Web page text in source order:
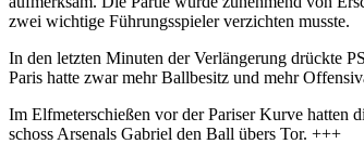
zwei wichtige Führungsspieler verzichten musste.
In den letzten Minuten der Verlängerung drückte
Paris hatte zwar mehr Ballbesitz und mehr
Im Elfmeterschießen vor der Pariser Kurve hatten
schoss Arsenals Gabriel den Ball übers Tor. +++